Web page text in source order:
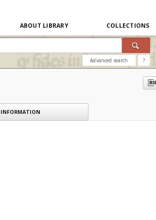
ABOUT LIBRARY COLLECTIONS
Advanced search ?
INFORMATION